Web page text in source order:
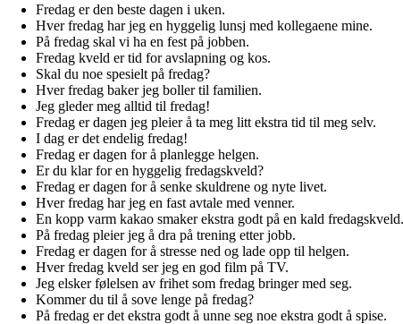
Fredag er den beste dagen i uken.
Hver fredag har jeg en hyggelig lunsj med kollegaene mine.
På fredag skal vi ha en fest på jobben.
Fredag kveld er tid for avslapning og kos.
Skal du noe spesielt på fredag?
Hver fredag baker jeg boller til familien.
Jeg gleder meg alltid til fredag!
Fredag er dagen jeg pleier å ta meg litt ekstra tid til meg selv.
I dag er det endelig fredag!
Fredag er dagen for å planlegge helgen.
Er du klar for en hyggelig fredagskveld?
Fredag er dagen for å senke skuldrene og nyte livet.
Hver fredag har jeg en fast avtale med venner.
En kopp varm kakao smaker ekstra godt på en kald fredagskveld.
På fredag pleier jeg å dra på trening etter jobb.
Fredag er dagen for å stresse ned og lade opp til helgen.
Hver fredag kveld ser jeg en god film på TV.
Jeg elsker følelsen av frihet som fredag bringer med seg.
Kommer du til å sove lenge på fredag?
På fredag er det ekstra godt å unne seg noe ekstra godt å spise.